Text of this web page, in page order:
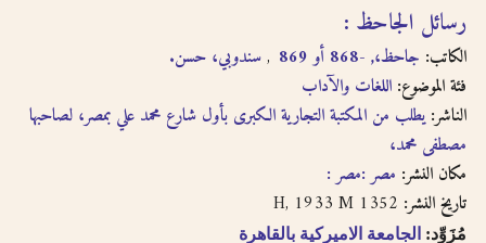
the same category.
(for consonants)
usually follows
الترجمة الصوتية بالحروف
اللاتينية تتبعنظام مكتبة
الكونجرس
النطق يتبع العربية الفصحى
لدى الترجمة الصوتية
لدى الترجمة الصوتية تتساوى
حروف العلّة بتشكيل وبدونه
رسائل الجاحظ :
الكاتب: جاحظ،, -868 أو 869
سندوبي، حسن.
فئة الموضوع: اللغات والآداب
الناشر: يطلب من المكتبة التجارية الكبرى بأول شارع محمد علي بمصر، لصاحبها
مصطفى محمد،
مكان النشر: مصر :مصر :
تاريخ النشر:
مُزَوِّد: الجامعة الاميركية بالقاهرة